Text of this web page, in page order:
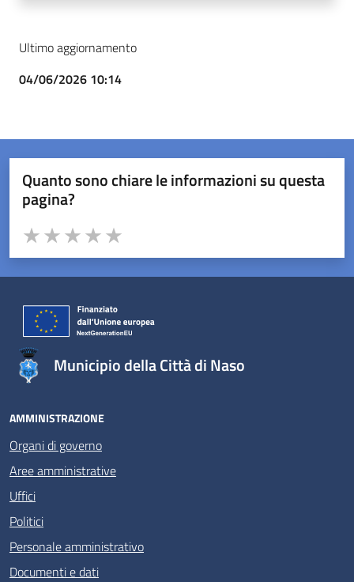
Ultimo aggiornamento
04/06/2026 10:14
Quanto sono chiare le informazioni su questa
pagina?
Valuta da 1 a 5 stelle la pagina
Valuta 5 stelle su 5
Valuta 4 stelle su 5
Valuta 3 stelle su 5
Valuta 2 stelle su 5
Valuta 1 stelle su 5
Municipio della Città di Naso
AMMINISTRAZIONE
Organi di governo
Aree amministrative
Uffici
Politici
Personale amministrativo
Documenti e dati